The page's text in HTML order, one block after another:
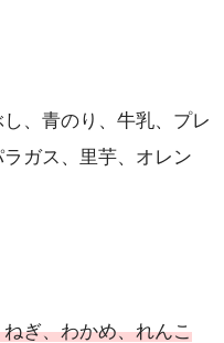
、青のり、牛乳、プレ
ガス、里芋、オレン
ぎ、わかめ、れんこ